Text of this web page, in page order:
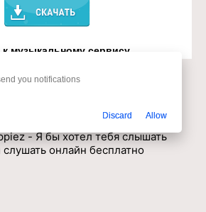
к музыкальному сервису
- Я бы хотел тебя слышать
онлайн бесплатно
you notifications
Discard Allow